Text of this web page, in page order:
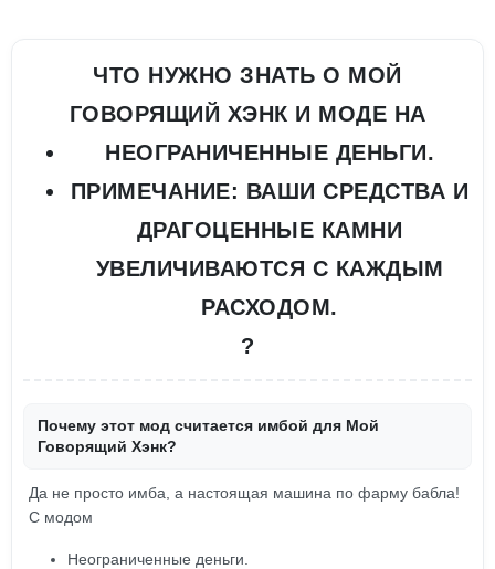
ЧТО НУЖНО ЗНАТЬ О МОЙ
ГОВОРЯЩИЙ ХЭНК И МОДЕ НА
НЕОГРАНИЧЕННЫЕ ДЕНЬГИ.
ПРИМЕЧАНИЕ: ВАШИ СРЕДСТВА И
ДРАГОЦЕННЫЕ КАМНИ
УВЕЛИЧИВАЮТСЯ С КАЖДЫМ
РАСХОДОМ.
?
Почему этот мод считается имбой для Мой
Говорящий Хэнк?
Да не просто имба, а настоящая машина по фарму бабла!
С модом
Неограниченные деньги.